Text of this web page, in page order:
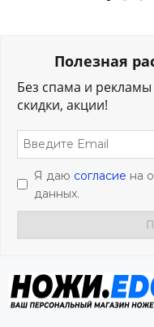
Полезная
Без спама и
скидки, акции!
Я даю согласие на
данных.